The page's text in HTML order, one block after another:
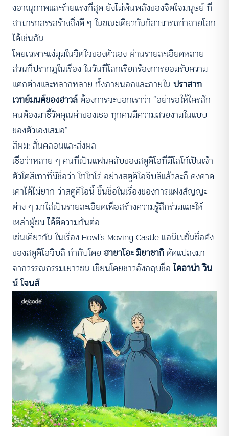
งอาณุภาพและร้ายแรงที่สุด ยังไม่พ้นพลังของจิตใจมนุษย์ ที่
สามารถสรรสร้างสิ่งดี ๆ ในขณะเดียวกันก็สามารถทำลายโลก
ได้เช่นกัน
โดยเฉพาะแง่มุมในจิตใจของตัวเอง ผ่านรายละเอียดหลาย
ส่วนที่ปรากฎในเรื่อง ในวันที่โลกเรียกร้องการยอมรับความ
แตกต่างและหลากหลาย ทั้งภายนอกและภายใน ปราสาท
เวทย์มนต์ของฮาวล์ต้องการจะบอกเราว่า “อย่ารอให้ใครสัก
คนต้องมาชี้วัดคุณค่าของเธอ ทุกคนมีความสวยงามในแบบ
ของตัวเองเสมอ”
สีผม: สั่นคลอนและส่งผล
เชื่อว่าหลาย ๆ คนที่เป็นแฟนคลับของสตูดิโอที่มีโลโก้เป็นเจ้า
ตัวโตสีเทาที่มีชื่อว่า โทโทโร่ อย่างสตูดิโอจิบลิแล้วละก็ คงคาด
เดาได้ไม่ยาก ว่าสตูดิโอนี้ ขึ้นชื่อในเรื่องของการแฝงสัญญะ
ต่าง ๆ มาใส่เป็นรายละเอียดเพื่อสร้างความรู้สึกร่วมและให้
เหล่าผู้ชม ได้ตีความกันต่อ
เช่นเดียวกัน ในเรื่อง Howl’s Moving Castle แอนิเมชั่นชื่อดัง
ของสตูดิโอจิบลิ กำกับโดย ฮายาโอะ มิยาซากิ ดัดแปลงมา
จากวรรณกรรมเยาวชน เขียนโดยชาวอังกฤษชื่อไดอาน่า วิน
น์ โจนส์